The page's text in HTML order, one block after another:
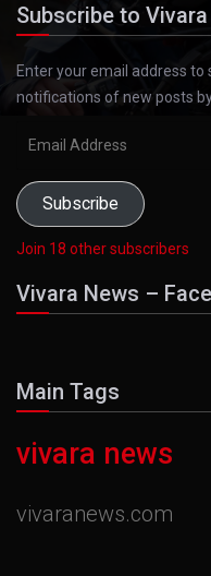
Subscribe to
Enter your email address
notifications of new posts by
Subscribe
Join 18 other subscribers
Vivara News –
Main Tags
vivara news
vivaranews.com